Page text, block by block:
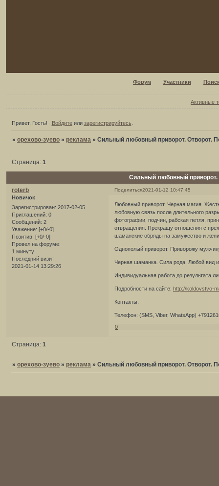
Форум Участники
Активные
Привет, Гость! Войдитеили зарегистрируйтесь.
»орехово-зуево » реклама »Сильный любовный приворот. Отворот.
Сильный любовный приворот.
Страница:1
Поделиться2021-01-12 10:47:45
roterb
Новичок
Зарегистрирован: 2017-02-05
Приглашений: 0
Сообщений: 2
Уважение: [+0/-0]
Позитив: [+0/-0]
Провел на форуме:
1 минуту
Последний визит:
2021-01-14 13:29:26
Любовный приворот. Черная магия.
любовную связь после длительного
фотографии, подчин, рабская петля,
отвращения. Прекращу отношения с
шаманские обряды на замужество и
Однополый приворот. Приворожу
Черная шаманка. Сила рода. Любой вид и
Индивидуальная работа до результата
Подробности на сайте:http://koldovstvo-
Контакты:
Телефон: (SMS, Viber, WhatsApp)
0
Страница: 1
»орехово-зуево » реклама »Сильный любовный приворот. Отворот.